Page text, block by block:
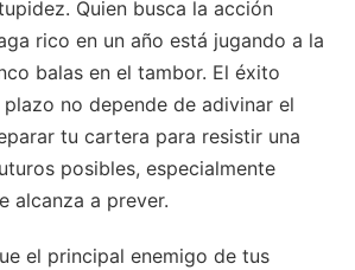
Quien busca la acción
rico en un año está jugando a la
balas en el tambor. El éxito
no depende de adivinar el
tu cartera para resistir una
posibles, especialmente
alcanza a prever.
el principal enemigo de tus